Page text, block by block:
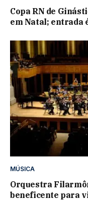
Copa RN de
em Natal; entrada
MÚSICA
Orquestra
beneficente para